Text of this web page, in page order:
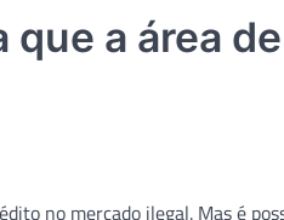
a área de
no mercado ilegal. Mas é